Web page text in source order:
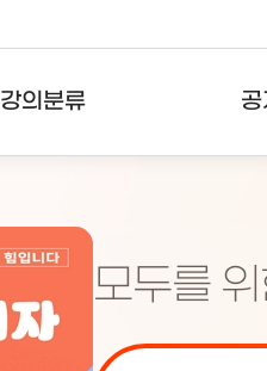
강의분류
기관강의
테마강의
주
모두를